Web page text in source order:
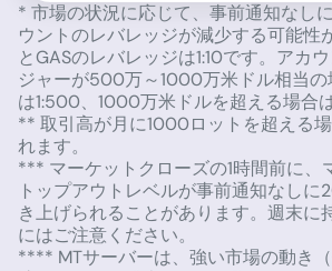
* 市場の状況に応じて、事前通知なし
ウントのレバレッジが減少する可能性
とGASのレバレッジは1:10です。アカ
ジャーが500万～1000万米ドル相当の
は1:500、1000万米ドルを超える場合
** 取引高が月に1000ロットを超える
れます。
*** マーケットクローズの1時間前に、
トップアウトレベルが事前通知なしに
き上げられることがあります。週末に
にはご注意ください。
**** MTサーバーは、強い市場の動き